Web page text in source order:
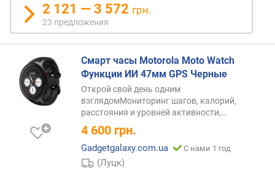
л
н
я
п
о
о
2 121 — 3 572 грн.
23 предложения
Смарт часы Motorola Moto Watch
Функции ИИ 47мм GPS Черные
Открой свой день одним
взглядомМониторинг шагов, калорий,
расстояния и уровней активности,…
4 600 грн.
Gadgetgalaxy.com.ua С нами 1 год
(Луцк)